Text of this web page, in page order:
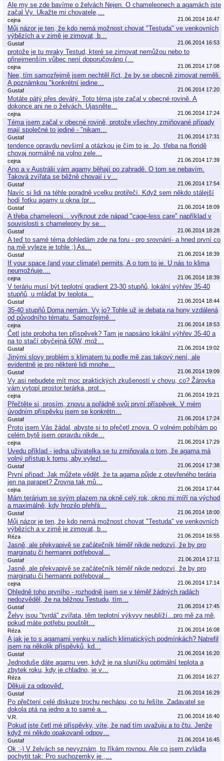
Ale my se zde bavíme o želvách Nejen. O chameleonech a agamách jste
začal Vy. Ukažte mi chovatele,…
cejna 21.06.2014 16:47
Můj názor je ten, že kdo nemá možnost chovat "Testuda" ve venkovních
výbězích a v zimě je zimovat, b…
Gustaf 21.06.2014 16:53
protože je tu mraky Testud, které se zimovat nemůžou nebo to
přinejmenším vůbec není doporučováno (…
cejna 21.06.2014 17:08
Nee, tím samozřejmě jsem nechtěl říct, že by se obecně zimovat neměli.
A poznámkou "konkrétní jedine…
Gustaf 21.06.2014 17:20
Motáte pátý přes devátý. Toto téma jste začal v obecné rovině. A
dokonce ani ne o želvách. Ujasněte…
cejna 21.06.2014 17:24
Téma jsem začal v obecné rovině, protože všechny zmiňované případy
mají společné to jediné - "nikam…
Gustaf 21.06.2014 17:31
tendence opravdu nevšiml a otázkou je čím to je. Jo, třeba na floridě
chovaj normálně na volno zele…
cejna 21.06.2014 17:39
Ano a v Austrálii vám agamy běhají po zahradě. O tom se nebavím.
Taková zvířata se běžně chovají i v…
Gustaf 21.06.2014 17:54
Navíc si lidi na téhle poradně vcelku protiřečí. Když sem někdo stálejší
hodí fotku agamy u okna (pr…
Gustaf 21.06.2014 18:09
A třeba chameleoni... vyřknout zde nápad "cage-less care" například v
souvislosti s chameleony by se…
Gustaf 21.06.2014 18:28
A teď to samé téma dohledám zde na foru - pro srovnání- a hned první co
na mě vyleze je tohle ;) As…
Gustaf 21.06.2014 18:39
If your space (and your climate) permits, A o tom to je. U nás to klima
neumožńuje....
cejna 21.06.2014 18:39
V teráriu musí být teplotní gradient 23-30 stupňů, lokální výhřev 35-40
stupňů, u mláďat by teplota…
Gustaf 21.06.2014 18:44
35-40 stupňů Doma nemám. Vy jo? Tohle už je debata na hony vzdálená
od původního tématu. Samozřejmě…
cejna 21.06.2014 18:53
Četl jste proboha ten příspěvek? Tam je napsáno lokální výhřev 35-40 a
na to stačí obyčejná 60W, mož…
Gustaf 21.06.2014 19:02
Jinými slovy problém s klimatem tu podle mě zas takový není, ale
evidentně je pro některé lidi mnohe…
Gustaf 21.06.2014 19:09
Vy asi nebudete mít moc praktických zkušeností v chovu, co? Žárovka
vám vytopí prostor terárka, prot…
cejna 21.06.2014 19:21
Přečtěte si, prosím, znovu a pořádně svůj první příspěvek. V mém
úvodním příspěvku jsem se konkrétn…
Gustaf 21.06.2014 17:24
Proto jsem Vás žádal, abyste si to přečetl znova. O volném pobíhám po
celém bytě jsem opravdu nikde…
cejna 21.06.2014 17:29
Uvedu příklad - jedna uživatelka se tu zmiňovala o tom, že agama má
volný přístup k tomu, aby vylezl…
Gustaf 21.06.2014 17:38
První případ: Jak můžete vědět, že ta agama půjde z otevřeného terária
jen na parapet? Zrovna tak mů…
cejna 21.06.2014 17:44
Mám terárium se svým plazem na okně celý rok, okno mi míří na východ
a maximálně, kdy hrozilo přehřá…
Gustaf 21.06.2014 18:00
Můj názor je ten, že kdo nemá možnost chovat "Testuda" ve venkovních
výbězích a v zimě je zimovat, b…
Réza 21.06.2014 16:55
Jasně, ale překvapivě se začátečník téměř nikde nedozví, že by pro
marginatu či hermanni potřeboval…
Gustaf 21.06.2014 17:11
Jasně, ale překvapivě se začátečník téměř nikde nedozví, že by pro
marginatu či hermanni potřeboval…
cejna 21.06.2014 17:14
Ohledně toho prvního - rozhodně jsem se v téměř žádných radách
nedozvěděl, že na běžnou Testudu, tím…
Gustaf 21.06.2014 17:45
Želvy jsou "tvrdá" zvířata, těm teplotní výkyvy neublíží...pro mě za mě,
pokud máte potřebu pouštět…
Réza 21.06.2014 16:08
A jak je to s agamami venku v našich klimatických podmínkách? Natrefil
jsem na několik příspěvků, kd…
Gustaf 21.06.2014 16:20
Jednoduše dáte agamu ven, když je na sluníčku optimální teplota a
zbytek roku, kdy je chladno, je v…
Réza 21.06.2014 16:27
Děkuji za odpověď.
Gustaf 21.06.2014 16:29
Po přečtení celé diskuze trochu nechápu, co tu řešíte. Zadavatel se
dokola ptá na jedno a to samé a…
V.R. 21.06.2014 16:40
Pokud jste četl mé příspěvky, víte, že nad tím uvažuju a to čtu. Jenže
když mi někdo opakovaně odpov…
Gustaf 21.06.2014 16:45
Ok :-) V želvách se nevyznám, to říkám rovnou. Ale co jsem zvládla
pochytit tak: Pro suchozemky je ,…